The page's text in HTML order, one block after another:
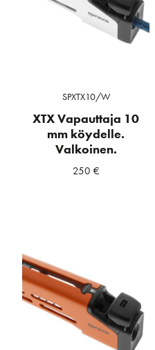
SPXTX10/W
XTX Vapauttaja 10
mm köydelle.
Valkoinen.
250 €